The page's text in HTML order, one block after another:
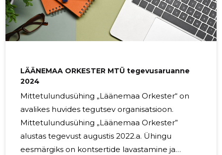
hübriid- ja virtuaalsündmuste korraldamist ning
terviklikku projektijuhtimist. Ettevõtte
LÄÄNEMAA ORKESTER MTÜ tegevusaruanne
2024
Mittetulundusühing „Läänemaa Orkester“ on
avalikes huvides tegutsev organisatsioon.
Mittetulundusühing „Läänemaa Orkester”
alustas tegevust augustis 2022.a. Ühingu
eesmärgiks on kontsertide lavastamine ja